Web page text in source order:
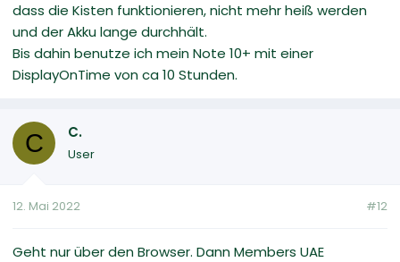
dass die Kisten funktionieren, nicht mehr heiß werden
und der Akku lange durchhält.
Bis dahin benutze ich mein Note 10+ mit einer
DisplayOnTime von ca 10 Stunden.
C C.
User
12. Mai 2022 #12
Geht nur über den Browser. Dann Members UAE